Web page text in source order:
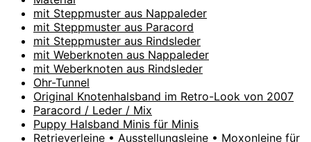
mit Steppmuster aus Nappaleder
mit Steppmuster aus Paracord
mit Steppmuster aus Rindsleder
mit Weberknoten aus Nappaleder
mit Weberknoten aus Rindsleder
Ohr-Tunnel
Original Knotenhalsband im Retro-Look von 2007
Paracord / Leder / Mix
Puppy Halsband Minis für Minis
Retrieverleine • Ausstellungsleine • Moxonleine für